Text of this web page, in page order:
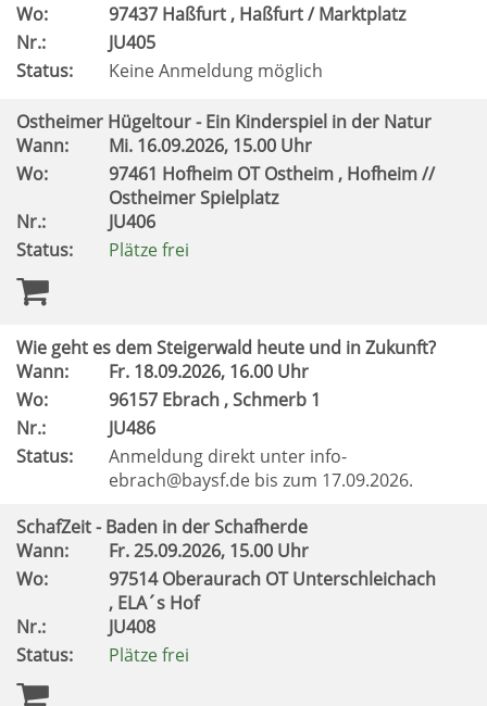
Wo:
97437 Haßfurt , Haßfurt / Marktplatz
Nr.:
JU405
Status:
Keine Anmeldung möglich
Ostheimer Hügeltour - Ein Kinderspiel in der Natur
Wann:
Mi. 16.09.2026, 15.00 Uhr
Wo:
97461 Hofheim OT Ostheim , Hofheim //
Ostheimer Spielplatz
Nr.:
JU406
Status:
Plätze frei
Wie geht es dem Steigerwald heute und in Zukunft?
Wann:
Fr. 18.09.2026, 16.00 Uhr
Wo:
96157 Ebrach , Schmerb 1
Nr.:
JU486
Status:
Anmeldung direkt unter info-
ebrach@baysf.de bis zum 17.09.2026.
SchafZeit - Baden in der Schafherde
Wann:
Fr.25.09.2026, 15.00 Uhr
Wo:
97514 Oberaurach OT Unterschleichach
, ELA´s Hof
Nr.:
JU408
Status:
Plätze frei